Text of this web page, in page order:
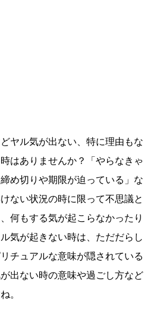
ヤル気が出ない、特に理由もな
はありませんか？「やらなきゃ
め切りや期限が迫っている」な
ない状況の時に限って不思議と
何もする気が起こらなかったり
気が起きない時は、ただだらし
チュアルな意味が隠されている
出ない時の意味や過ごし方など
。